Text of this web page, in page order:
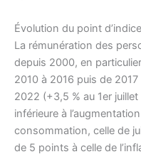
Évolution du point
La rémunération des
depuis 2000, en
2010 à 2016 puis de
2022 (+3,5 % au 1er
inférieure à
consommation, celle de
de 5 points à celle de